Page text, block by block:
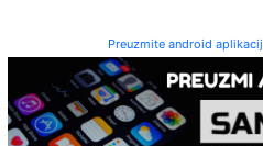
Preuzmite android